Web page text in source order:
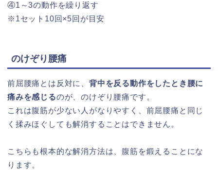
④1～3の動作を繰り返す
※1セット10回×5回が目安
のけぞり腰痛
前屈腰痛とは反対に、 背中を反る動作をしたとき腰に
痛みを感じるのが、のけぞり腰痛です。
これは腹筋が少ない人がなりやすく、前屈腰痛と同じ
く揉みほぐしても解消することはできません。
こちらも根本的な解消方法は、腹筋を鍛えることにな
ります。